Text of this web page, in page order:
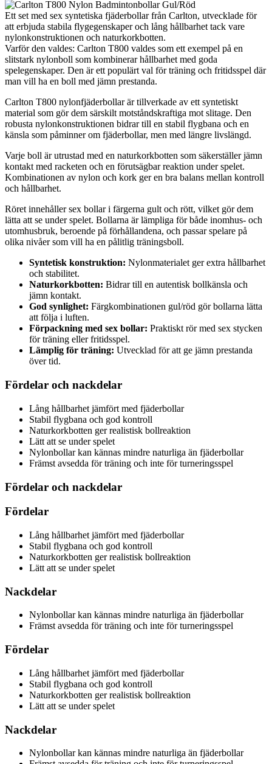
Ett set med sex syntetiska fjäderbollar från Carlton, utvecklade för
att erbjuda stabila flygegenskaper och lång hållbarhet tack vare
nylonkonstruktionen och naturkorkbotten.
Varför den valdes: Carlton T800 valdes som ett exempel på en
slitstark nylonboll som kombinerar hållbarhet med goda
spelegenskaper. Den är ett populärt val för träning och fritidsspel där
man vill ha en boll med jämn prestanda.
Carlton T800 nylonfjäderbollar är tillverkade av ett syntetiskt
material som gör dem särskilt motståndskraftiga mot slitage. Den
robusta nylonkonstruktionen bidrar till en stabil flygbana och en
känsla som påminner om fjäderbollar, men med längre livslängd.
Varje boll är utrustad med en naturkorkbotten som säkerställer jämn
kontakt med racketen och en förutsägbar reaktion under spelet.
Kombinationen av nylon och kork ger en bra balans mellan kontroll
och hållbarhet.
Röret innehåller sex bollar i färgerna gult och rött, vilket gör dem
lätta att se under spelet. Bollarna är lämpliga för både inomhus- och
utomhusbruk, beroende på förhållandena, och passar spelare på
olika nivåer som vill ha en pålitlig träningsboll.
Syntetisk konstruktion: Nylonmaterialet ger extra hållbarhet
och stabilitet.
Naturkorkbotten: Bidrar till en autentisk bollkänsla och
jämn kontakt.
God synlighet: Färgkombinationen gul/röd gör bollarna lätta
att följa i luften.
Förpackning med sex bollar: Praktiskt rör med sex stycken
för träning eller fritidsspel.
Lämplig för träning: Utvecklad för att ge jämn prestanda
över tid.
Fördelar och nackdelar
Lång hållbarhet jämfört med fjäderbollar
Stabil flygbana och god kontroll
Naturkorkbotten ger realistisk bollreaktion
Lätt att se under spelet
Nylonbollar kan kännas mindre naturliga än fjäderbollar
Främst avsedda för träning och inte för turneringsspel
Fördelar och nackdelar
Fördelar
Lång hållbarhet jämfört med fjäderbollar
Stabil flygbana och god kontroll
Naturkorkbotten ger realistisk bollreaktion
Lätt att se under spelet
Nackdelar
Nylonbollar kan kännas mindre naturliga än fjäderbollar
Främst avsedda för träning och inte för turneringsspel
Fördelar
Lång hållbarhet jämfört med fjäderbollar
Stabil flygbana och god kontroll
Naturkorkbotten ger realistisk bollreaktion
Lätt att se under spelet
Nackdelar
Nylonbollar kan kännas mindre naturliga än fjäderbollar